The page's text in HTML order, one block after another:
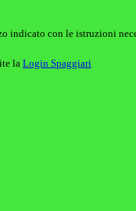
indicato con le istruzioni
la Login Spaggiari